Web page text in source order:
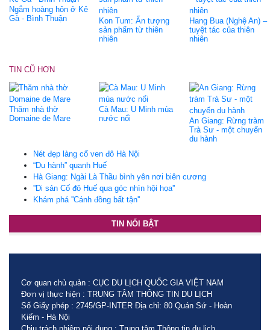
Ngắm hoàng hôn ở Kê
Gà - Bình Thuận
Kon Tum: Ấn tượng
sản phẩm từ thiên
nhiên
Hang Bua (Nghệ An) –
tuyệt tác của thiên
nhiên
TIN CŨ HƠN
Thăm nhà thờ
Domaine de Mare
Cà Mau: U Minh mùa
nước nổi
An Giang: Rừng tràm
Trà Sư - một chuyến
du hành
Nét đẹp làng cổ ven đô Hà Nội
“Du hành” quanh Huế
Hà Giang: Ngài Là Thầu bình yên nơi biên cương
''Di sản Cố đô Huế qua góc nhìn hội họa''
Khám phá ''Cánh đồng bất tận''
TIN NỔI BẬT
Cơ quan chủ quản : CỤC DU LỊCH QUỐC GIA VIỆT NAM
Đơn vị thực hiện : TRUNG TÂM THÔNG TIN DU LỊCH
Số Giấy phép : 2745/GP-INTER Địa chỉ: 80 Quán Sứ - Hoàn
Kiếm - Hà Nội